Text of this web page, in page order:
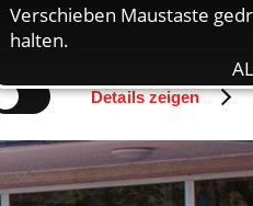
Details zeigen